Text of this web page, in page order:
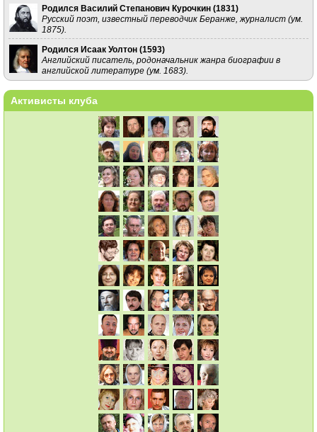
Родился Василий Степанович Курочкин (1831)
Русский поэт, известный переводчик Беранже, журналист (ум.
1875).
Родился Исаак Уолтон (1593)
Английский писатель, родоначальник жанра биографии в
английской литературе (ум. 1683).
Активисты клуба